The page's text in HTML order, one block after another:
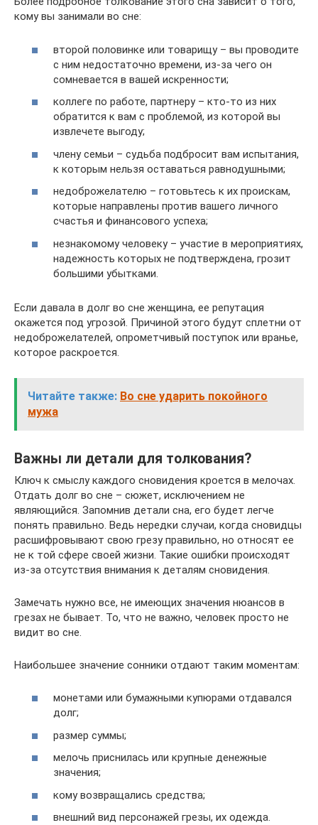
кому вы занимали во сне:
второй половинке или товарищу – вы проводите
с ним недостаточно времени, из-за чего он
сомневается в вашей искренности;
коллеге по работе, партнеру – кто-то из них
обратится к вам с проблемой, из которой вы
извлечете выгоду;
члену семьи – судьба подбросит вам испытания,
к которым нельзя оставаться равнодушными;
недоброжелателю – готовьтесь к их проискам,
которые направлены против вашего личного
счастья и финансового успеха;
незнакомому человеку – участие в мероприятиях,
надежность которых не подтверждена, грозит
большими убытками.
Если давала в долг во сне женщина, ее репутация
окажется под угрозой. Причиной этого будут сплетни от
недоброжелателей, опрометчивый поступок или вранье,
которое раскроется.
Читайте также: Во сне ударить покойного
мужа
Важны ли детали для толкования?
Ключ к смыслу каждого сновидения кроется в мелочах.
Отдать долг во сне – сюжет, исключением не
являющийся. Запомнив детали сна, его будет легче
понять правильно. Ведь нередки случаи, когда сновидцы
расшифровывают свою грезу правильно, но относят ее
не к той сфере своей жизни. Такие ошибки происходят
из-за отсутствия внимания к деталям сновидения.
Замечать нужно все, не имеющих значения нюансов в
грезах не бывает. То, что не важно, человек просто не
видит во сне.
Наибольшее значение сонники отдают таким моментам:
монетами или бумажными купюрами отдавался
долг;
размер суммы;
мелочь приснилась или крупные денежные
значения;
кому возвращались средства;
внешний вид персонажей грезы, их одежда.